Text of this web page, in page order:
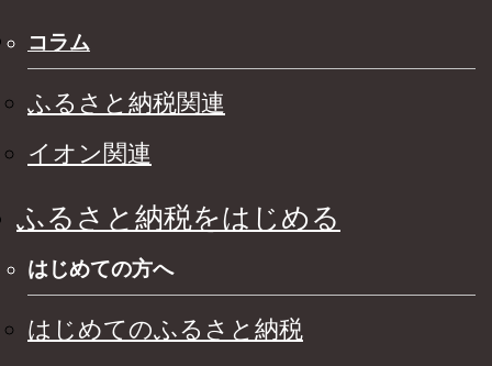
コラム
ふるさと納税関連
イオン関連
ふるさと納税をはじめる
はじめての方へ
はじめてのふるさと納税